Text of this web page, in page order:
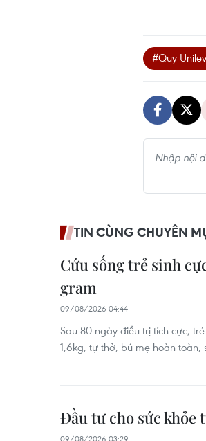
#Quỹ
TIN CÙNG CHUYÊN
Cứu sống trẻ sinh
gram
09/08/2026 04:44
Sau 80 ngày điều trị tích cực,
1,6kg, tự thở, bú mẹ hoàn toàn,
Đầu tư cho sức khỏe
09/08/2026 03:29